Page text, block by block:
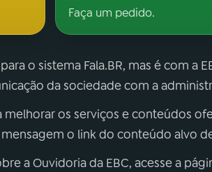
Faça um pedido.
o sistema Fala.BR, mas é com a
da sociedade com a
melhorar os serviços e conteúdos
o link do conteúdo alvo
a Ouvidoria da EBC, acesse a